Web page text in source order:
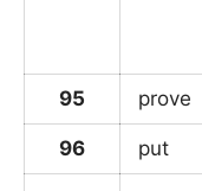
95 prove
96 put